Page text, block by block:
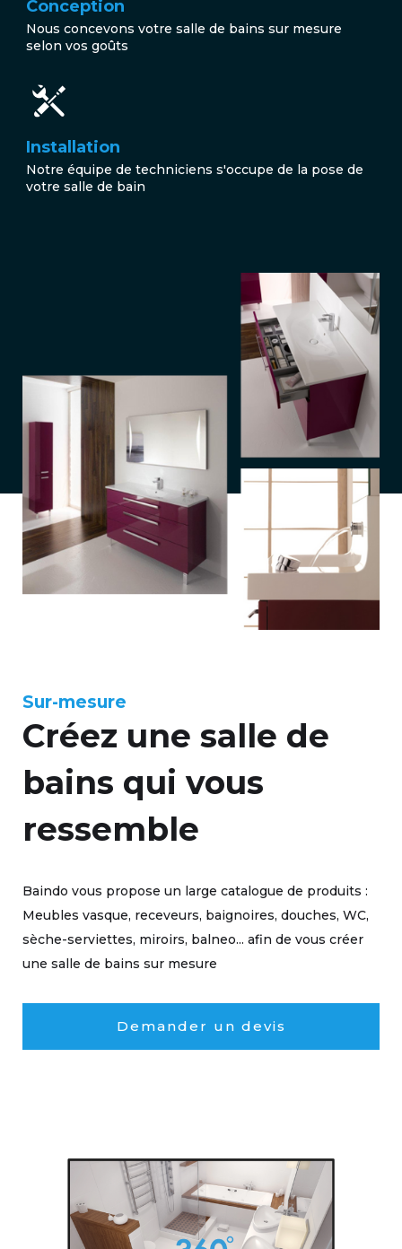
Conception
Nous concevons votre salle de bains sur mesure
selon vos goûts
Installation
Notre équipe de techniciens s'occupe de la pose de
votre salle de bain
Sur-mesure
Créez une salle de
bains qui vous
ressemble
Baindo vous propose un large catalogue de produits :
Meubles vasque, receveurs, baignoires, douches, WC,
sèche-serviettes, miroirs, balneo... afin de vous créer
une salle de bains sur mesure
Demander un devis